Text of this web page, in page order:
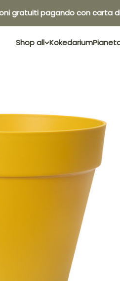
pagando con carta di
Shop all Kokedarium